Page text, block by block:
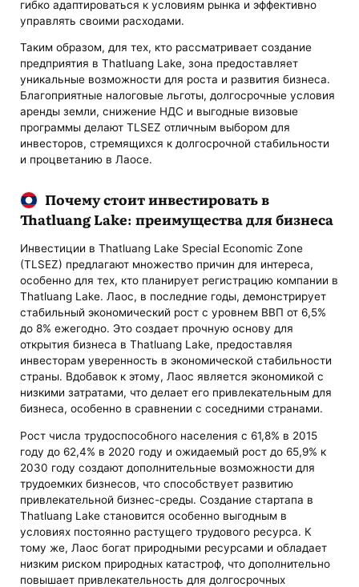
гибко адаптироваться к условиям рынка и эффективно
управлять своими расходами.
Таким образом, для тех, кто рассматривает создание
предприятия в Thatluang Lake, зона предоставляет
уникальные возможности для роста и развития бизнеса.
Благоприятные налоговые льготы, долгосрочные условия
аренды земли, снижение НДС и выгодные визовые
программы делают TLSEZ отличным выбором для
инвесторов, стремящихся к долгосрочной стабильности
и процветанию в Лаосе.
Почему стоит инвестировать в
Thatluang Lake: преимущества для бизнеса
Инвестиции в Thatluang Lake Special Economic Zone
(TLSEZ) предлагают множество причин для интереса,
особенно для тех, кто планирует регистрацию компании в
Thatluang Lake. Лаос, в последние годы, демонстрирует
стабильный экономический рост с уровнем ВВП от 6,5%
до 8% ежегодно. Это создает прочную основу для
открытия бизнеса в Thatluang Lake, предоставляя
инвесторам уверенность в экономической стабильности
страны. Вдобавок к этому, Лаос является экономикой с
низкими затратами, что делает его привлекательным для
бизнеса, особенно в сравнении с соседними странами.
Рост числа трудоспособного населения с 61,8% в 2015
году до 62,4% в 2020 году и ожидаемый рост до 65,9% к
2030 году создают дополнительные возможности для
трудоемких бизнесов, что способствует развитию
привлекательной бизнес-среды. Создание стартапа в
Thatluang Lake становится особенно выгодным в
условиях постоянно растущего трудового ресурса. К
тому же, Лаос богат природными ресурсами и обладает
низким риском природных катастроф, что дополнительно
повышает привлекательность для долгосрочных